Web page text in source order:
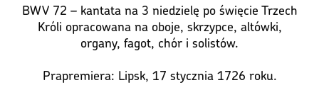
BWV 72 – kantata na 3 niedzielę po święcie Trzech
Króli opracowana na oboje, skrzypce, altówki,
organy, fagot, chór i solistów.
Prapremiera: Lipsk, 17 stycznia 1726 roku.